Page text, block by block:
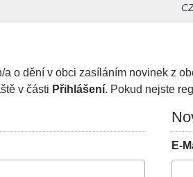
a o dění v obci zasíláním novinek z
v části Přihlášení. Pokud nejste
E-